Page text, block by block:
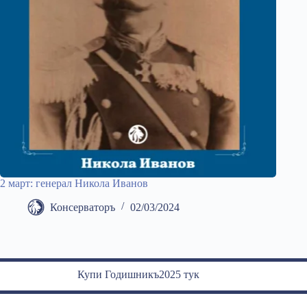
2 март: генерал Никола Иванов
Консерваторъ 02/03/2024
Купи Годишникъ2025 тук